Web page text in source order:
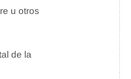
u otros
de la